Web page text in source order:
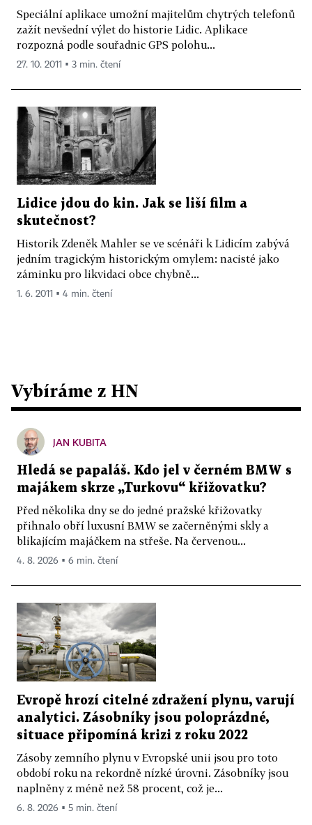
Speciální aplikace umožní majitelům chytrých telefonů
zažít nevšední výlet do historie Lidic. Aplikace
rozpozná podle souřadnic GPS polohu...
27. 10. 2011 ▪ 3 min. čtení
Lidice jdou do kin. Jak se liší film a
skutečnost?
Historik Zdeněk Mahler se ve scénáři k Lidicím zabývá
jedním tragickým historickým omylem: nacisté jako
záminku pro likvidaci obce chybně...
1. 6. 2011 ▪ 4 min. čtení
Vybíráme z HN
JAN KUBITA
Hledá se papaláš. Kdo jel v černém BMW s
majákem skrze „Turkovu“ křižovatku?
Před několika dny se do jedné pražské křižovatky
přihnalo obří luxusní BMW se začerněnými skly a
blikajícím majáčkem na střeše. Na červenou...
4. 8. 2026 ▪ 6 min. čtení
Evropě hrozí citelné zdražení plynu, varují
analytici. Zásobníky jsou poloprázdné,
situace připomíná krizi z roku 2022
Zásoby zemního plynu v Evropské unii jsou pro toto
období roku na rekordně nízké úrovni. Zásobníky jsou
naplněny z méně než 58 procent, což je...
6. 8. 2026 ▪ 5 min. čtení